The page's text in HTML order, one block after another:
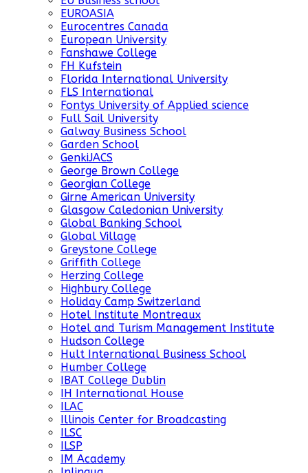
EUROASIA
Eurocentres Canada
European University
Fanshawe College
FH Kufstein
Florida International University
FLS International
Fontys University of Applied science
Full Sail University
Galway Business School
Garden School
GenkiJACS
George Brown College
Georgian College
Girne American University
Glasgow Caledonian University
Global Banking School
Global Village
Greystone College
Griffith College
Herzing College
Highbury College
Holiday Camp Switzerland
Hotel Institute Montreaux
Hotel and Turism Management Institute
Hudson College
Hult International Business School
Humber College
IBAT College Dublin
IH International House
ILAC
Illinois Center for Broadcasting
ILSC
ILSP
IM Academy